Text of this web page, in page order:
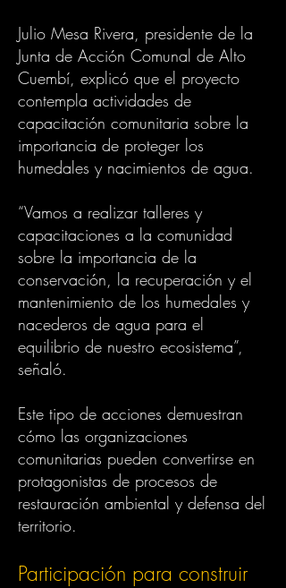
Julio Mesa Rivera, presidente de la
Junta de Acción Comunal de Alto
Cuembí, explicó que el proyecto
contempla actividades de
capacitación comunitaria sobre la
importancia de proteger los
humedales y nacimientos de agua.
“Vamos a realizar talleres y
capacitaciones a la comunidad
sobre la importancia de la
conservación, la recuperación y el
mantenimiento de los humedales y
nacederos de agua para el
equilibrio de nuestro ecosistema”,
señaló.
Este tipo de acciones demuestran
cómo las organizaciones
comunitarias pueden convertirse en
protagonistas de procesos de
restauración ambiental y defensa del
territorio.
Participación para construir